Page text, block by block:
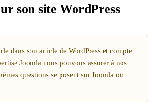
son site WordPress
dans son article de WordPress et compte
Joomla nous pouvons assurer à nos
questions se posent sur Joomla ou